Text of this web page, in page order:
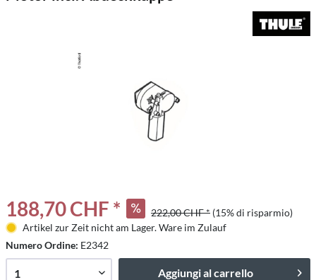
188,70 CHF * 222,00 CHF * (15% di risparmio)
Artikel zur Zeit nicht am Lager. Ware im Zulauf
Numero Ordine: E2342
Aggiungi al carrello